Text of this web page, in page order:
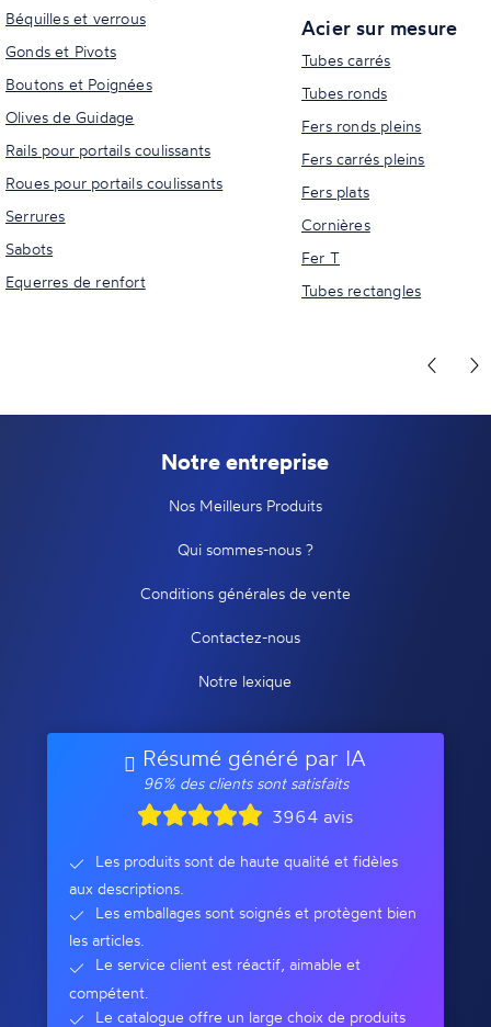
Béquilles et verrous
Gonds et Pivots
Boutons et Poignées
Olives de Guidage
Rails pour portails coulissants
Roues pour portails coulissants
Serrures
Sabots
Equerres de renfort
Acier sur mesure
Tubes carrés
Tubes ronds
Fers ronds pleins
Fers carrés pleins
Fers plats
Cornières
Fer T
Tubes rectangles
Notre entreprise
Nos Meilleurs Produits
Qui sommes-nous ?
Conditions générales de vente
Contactez-nous
Notre lexique
Résumé généré par IA
96% des clients sont satisfaits
3964 avis
Les produits sont de haute qualité et fidèles
aux descriptions.
Les emballages sont soignés et protègent bien
les articles.
Le service client est réactif, aimable et
compétent.
Le catalogue offre un large choix de produits